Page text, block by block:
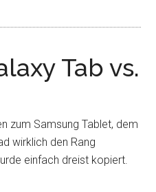
Tab vs.
zum Samsung Tablet, dem
wirklich den Rang
einfach dreist kopiert.